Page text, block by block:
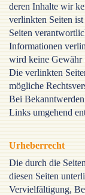
deren Inhalte wir
verlinkten Seiten
Seiten
Informationen
wird keine Gewähr
Die verlinkten
mögliche
Bei
Links umgehend
Urheberrecht
Die durch die
diesen Seiten
Vervielfältigung,